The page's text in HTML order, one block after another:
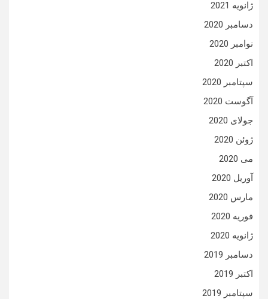
ژانویه 2021
دسامبر 2020
نوامبر 2020
اکتبر 2020
سپتامبر 2020
آگوست 2020
جولای 2020
ژوئن 2020
می 2020
آوریل 2020
مارس 2020
فوریه 2020
ژانویه 2020
دسامبر 2019
اکتبر 2019
سپتامبر 2019